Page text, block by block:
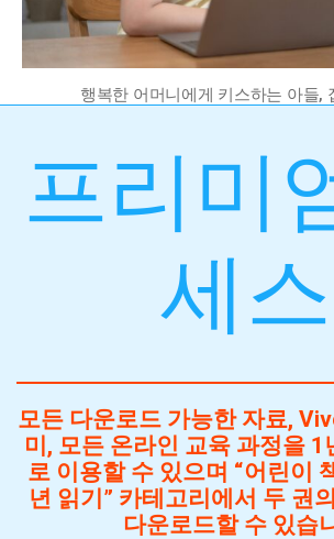
행복한 어머니에게 키스하는 아들,
프리미
세스
모든 다운로드 가능한 자료,
미, 모든 온라인 교육 과정을 1
로 이용할 수 있으며 “어린이
년 읽기” 카테고리에서 두 권
다운로드할 수 있습